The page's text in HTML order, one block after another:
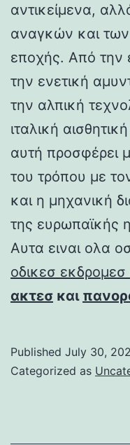
αντικείμενα,
αναγκών και
εποχής. Από την
την ενετική
την αλπική
ιταλική
αυτή προσφέρει
του τρόπου με
και η μηχανική
της ευρωπαϊκής
Αυτα ειναι ολα
οδικεσ
ακτεσ και
Published July 30,
Categorized as